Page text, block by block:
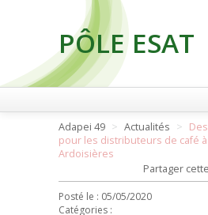
PÔLE ESAT
Adapei 49 Actualités
pour les distributeurs de café à
Ardoisières
Partager
Posté le : 05/05/2020
Catégories :